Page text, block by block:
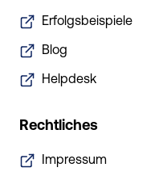
Erfolgsbeispiele
Blog
Helpdesk
Rechtliches
Impressum